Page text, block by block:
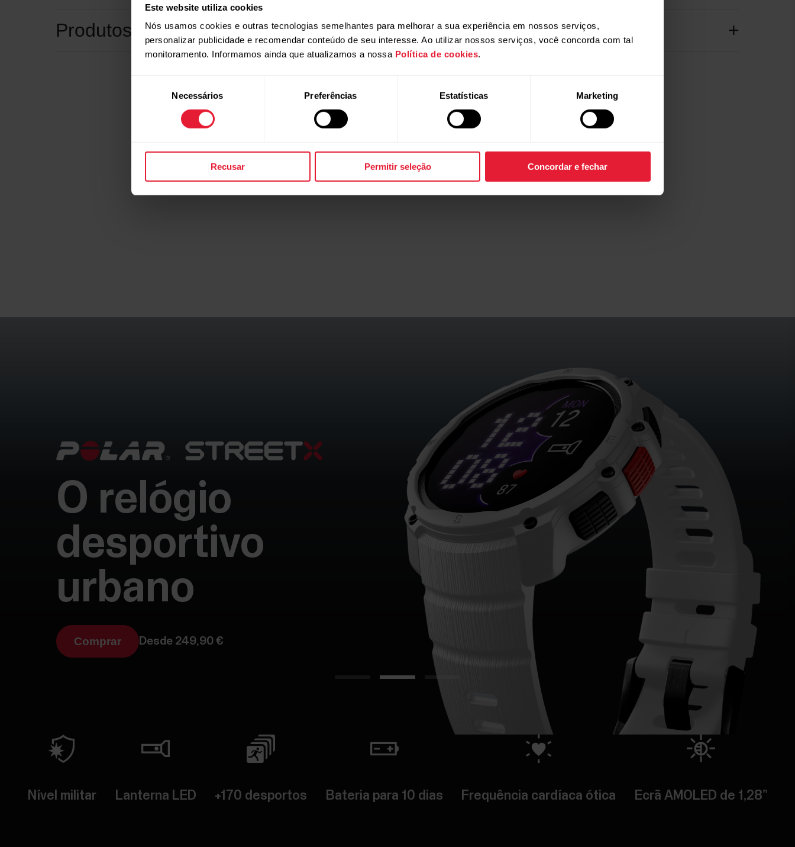
Este website utiliza cookies
Nós usamos cookies e outras tecnologias semelhantes para melhorar a sua experiência em nossos serviços,
personalizar publicidade e recomendar conteúdo de seu interesse. Ao utilizar nossos serviços, você concorda com tal
monitoramento. Informamos ainda que atualizamos a nossa Política de cookies.
consentimento
Necessários Preferências Estatísticas Marketing
Recusar Permitir seleção Concordar e fechar
Produtos compatíveis
O relógio
desportivo
urbano
Comprar Desde 249,90 €
Nível militar Lanterna LED +170 desportos Bateria para 10 dias Frequência cardíaca ótica Ecrã AMOLED de 1,28”